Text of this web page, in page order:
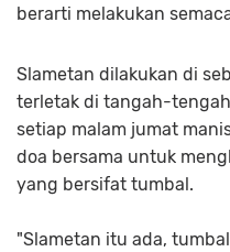
berarti melakukan
Slametan dilakukan di
terletak di tangah-
setiap malam jumat
doa bersama untuk
yang bersifat tumbal.
"Slametan itu ada,